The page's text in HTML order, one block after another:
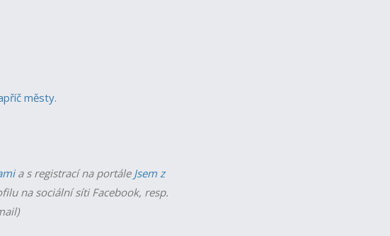
městy.
a s registrací na portále Jsem z
na sociální síti Facebook, resp.